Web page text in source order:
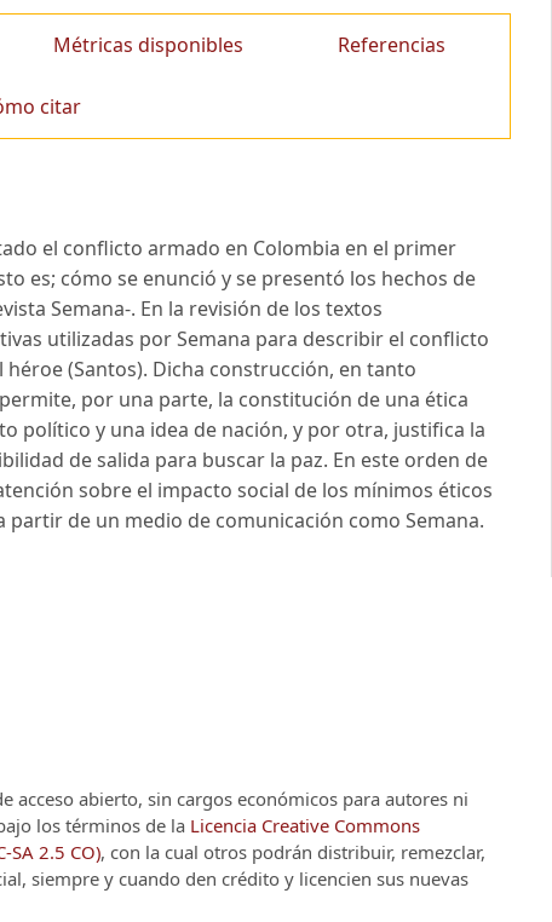
Métricas disponibles Referencias
citar
el conflicto armado en Colombia en el primer
es; cómo se enunció y se presentó los hechos de
Semana-. En la revisión de los textos
utilizadas por Semana para describir el conflicto
(Santos). Dicha construcción, en tanto
por una parte, la constitución de una ética
político y una idea de nación, y por otra, justifica la
de salida para buscar la paz. En este orden de
sobre el impacto social de los mínimos éticos
de un medio de comunicación como Semana.
acceso abierto, sin cargos económicos para autores ni
los términos de la Licencia Creative Commons
SA 2.5 CO), con la cual otros podrán distribuir, remezclar,
siempre y cuando den crédito y licencien sus nuevas